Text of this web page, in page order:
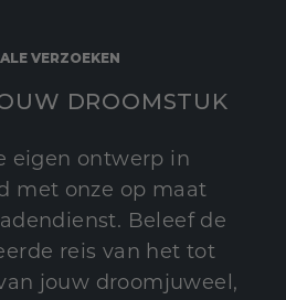
VERZOEKEN
DROOMSTUK
eigen ontwerp in
met onze op maat
Beleef de
reis van het tot
jouw droomjuweel,